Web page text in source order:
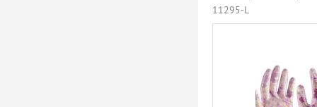
11295-L